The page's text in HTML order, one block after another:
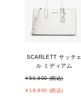
SCARLETT サッチェ
ル ミディアム
￥50,600 (税込)
￥19,800 (税込)